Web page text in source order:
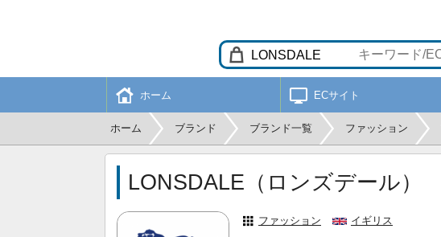
ホーム ECサイト
ホーム ブランド ブランド一覧 ファッション
LONSDALE（ロンズデール）
ファッション イギリス